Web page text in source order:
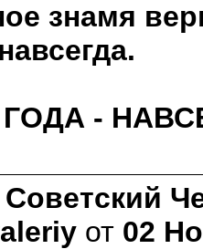
знамя
ГОДА -
Советский
от 02